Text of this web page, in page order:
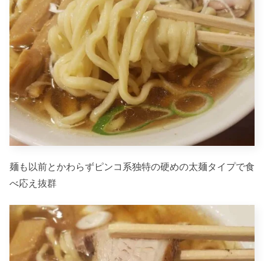
麺も以前とかわらずピンコ系独特の硬めの太麺タイプで食
べ応え抜群